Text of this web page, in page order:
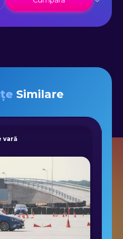
Similare
vară